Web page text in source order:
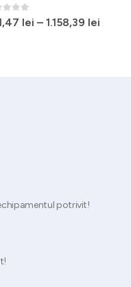
of 5lei – 1.158,39 lei
potrivit!